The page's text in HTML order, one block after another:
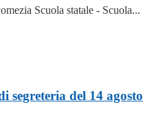
Scuola statale - Scuola...
segreteria del 14 agosto